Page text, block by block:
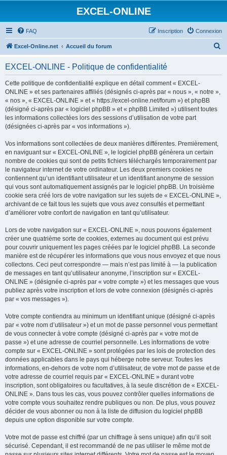
EXCEL-ONLINE
FAQ Connexion
Inscription
Excel-Online.net Accueil du forum
EXCEL-ONLINE - Politique de confidentialité
Cette politique de confidentialité explique en détail comment « EXCEL-
ONLINE » et ses partenaires affiliés (désignés ci-après par « nous », « notre »,
« nos », « EXCEL-ONLINE » et « https://excel-online.net/forum ») et phpBB
(désigné ci-après par « logiciel phpBB » et « phpBB Limited ») utilisent toutes
les informations collectées lors des sessions d’utilisation de votre part
(désignées ci-après par « vos informations »).
Vos informations sont collectées de deux manières différentes. Premièrement,
en naviguant sur « EXCEL-ONLINE », le logiciel phpBB génèrera un certain
nombre de cookies qui sont de petits fichiers téléchargés temporairement par
le navigateur internet de votre ordinateur. Les deux premiers cookies ne
contiennent qu’un identifiant utilisateur et un identifiant anonyme de session
qui vous sont automatiquement assignés par le logiciel phpBB. Un troisième
cookie sera créé lors de votre navigation sur les sujets de « EXCEL-ONLINE »,
archivant de ce fait tous les sujets que vous avez consultés et permettant
d’améliorer votre confort de navigation en tant qu’utilisateur.
Lors de votre navigation sur « EXCEL-ONLINE », nous pouvons également
créer une quatrième sorte de cookies, externes au document qui est prévu
pour couvrir uniquement les pages créées par le logiciel phpBB. La seconde
manière est de récupérer les informations que vous nous envoyez et que nous
collectons. Ceci peut correspondre — mais n’est pas limité à — la publication
de messages en tant qu’utilisateur anonyme, l’inscription sur « EXCEL-
ONLINE » (désignée ci-après par « votre compte ») et les messages que vous
publiez après votre inscription et lors de votre connexion (désignés ci-après
par « vos messages »).
Votre compte contiendra au minimum un identifiant unique (désigné ci-après
par « votre nom d’utilisateur ») et un mot de passe personnel vous permettant
de vous connecter à votre compte (désigné ci-après par « votre mot de
passe ») et une adresse de courriel personnelle. Les informations de votre
compte sur « EXCEL-ONLINE » sont protégées par les lois de protection des
données applicables dans le pays qui héberge notre serveur. Toutes les
informations, en-dehors de votre nom d’utilisateur, de votre mot de passe et de
votre adresse de courriel requis par « EXCEL-ONLINE » durant votre
inscription, sont obligatoires ou facultatives, à la seule discrétion de « EXCEL-
ONLINE ». Dans tous les cas, vous pouvez contrôler quelles informations de
votre compte vous souhaitez rendre publiques ou non. De plus, vous pouvez
décider de vous abonner ou non à la liste de diffusion du logiciel phpBB
depuis une option disponible sur votre compte.
Votre mot de passe est chiffré (par un chiffrage à sens unique) afin qu’il soit
sécurisé. Cependant, il est recommandé de ne pas utiliser le même mot de